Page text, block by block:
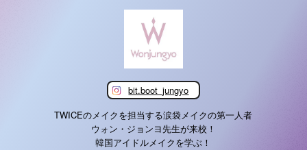
bit.boot_jungyo
TWICEのメイクを担当する涙袋メイクの第一人者
ウォン・ジョンヨ先生が来校！
韓国アイドルメイクを学ぶ！